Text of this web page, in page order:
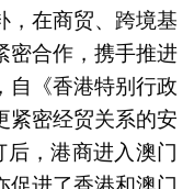
，在商贸、跨境基
密合作，携手推进
自《香港特别行政
紧密经贸关系的安
，港商进入澳门